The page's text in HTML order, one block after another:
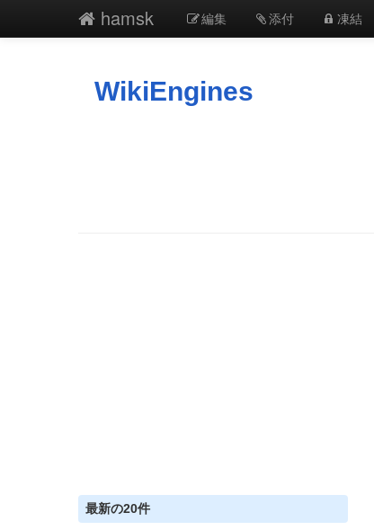
hamsk 編集 添付 凍結
WikiEngines
最新の20件